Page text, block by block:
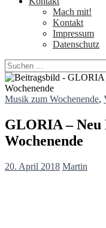
Mach mit!
Kontakt
Impressum
Datenschutz
Suchen
nach:
Musik zum Wochenende,
GLORIA – Neu
Wochenende
20. April 2018 Martin